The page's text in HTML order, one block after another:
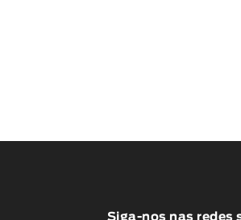
Siga-nos nas redes